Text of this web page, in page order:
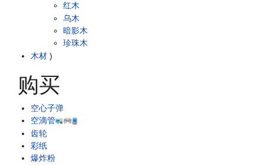
木材
红木
乌木
暗影木
珍珠木
)
购买
空心子弹
空滴管
齿轮
彩纸
爆炸粉